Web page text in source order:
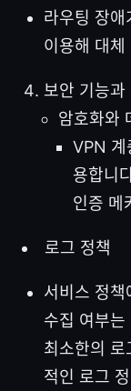
라우팅 장
이용해 대
보안 기능과
암호화와
VPN 계
용합니
인증 메
로그 정책
서비스 정책
수집 여부는
최소한의 로
적인 로그